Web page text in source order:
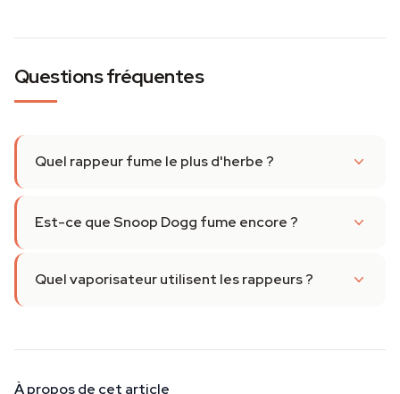
Questions fréquentes
Quel rappeur fume le plus d'herbe ?
Est-ce que Snoop Dogg fume encore ?
Quel vaporisateur utilisent les rappeurs ?
À propos de cet article